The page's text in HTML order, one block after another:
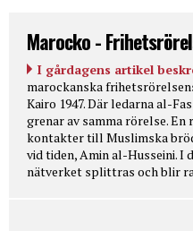
Marocko -
I gårdagens artikel
marockanska
Kairo 1947. Där ledarna al-
grenar av samma rörelse.
kontakter till Muslimska
vid tiden, Amin al-Husseini. I
nätverket splittras och blir